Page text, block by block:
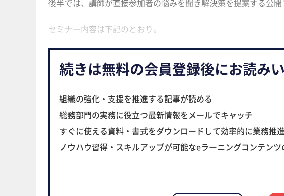
後半では、講師が直接参加者の悩みを聞き解決策を提案する公開
セミナー内容は下記のとおり。
続きは無料の会員登録後にお読み
組織の強化・支援を推進する記事が読める
総務部門の実務に役立つ最新情報をメールでキャッチ
すぐに使える資料・書式をダウンロードして効率的に業務推進
ノウハウ習得・スキルアップが可能なeラーニングコンテン